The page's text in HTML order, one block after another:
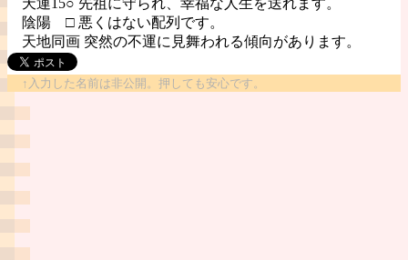
天運15○ 先祖に守られ、幸福な人生を送れます。
陰陽 □ 悪くはない配列です。
天地同画 突然の不運に見舞われる傾向があります。
↑入力した名前は非公開。押しても安心です。